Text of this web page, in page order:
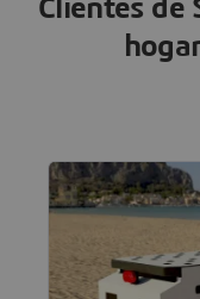
Clientes de